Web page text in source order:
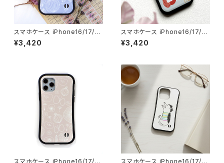
スマホケース iPhone16/17/1
5/14/SE3 グリップケース 北欧
花柄 耐衝撃 持ちやすい【自然へ
¥3,420
スマホケース iPhone16/17/1
5/14/SE3 グリップケース 北欧
アップル 耐衝撃 持ちやすい【優
¥3,420
スマホケース iPhone16/17/1
スマホケース iPhone16/17/1